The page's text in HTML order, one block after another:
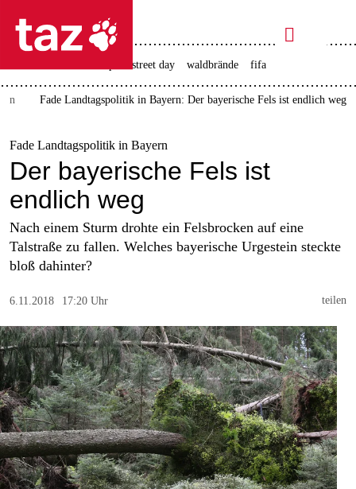
 taz zahl ich
taz zahl ich
themen
politik
gesellschaft
sport
berlin
nord
wahrheit
verlag

taz zahl ich
christopher street day waldbrände fifa
Fade Landtagspolitik in Bayern: Der bayerische Fels ist endlich weg
Fade Landtagspolitik in Bayern
Der bayerische Fels ist
endlich weg
Nach einem Sturm drohte ein Felsbrocken auf eine
Talstraße zu fallen. Welches bayerische Urgestein steckte
bloß dahinter?
6.11.2018 17:20 Uhr teilen